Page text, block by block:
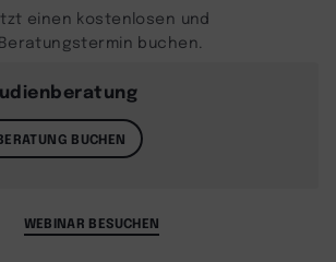
einen kostenlosen und
buchen.
BUCHEN
WEBINAR BESUCHEN